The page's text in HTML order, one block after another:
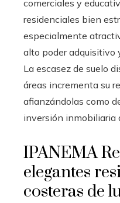
comerciales y
residenciales bien
especialmente
alto poder adquisitivo
La escasez de suelo
áreas incrementa su
afianzándolas como
inversión inmobiliaria
IPANEMA
elegantes
costeras de